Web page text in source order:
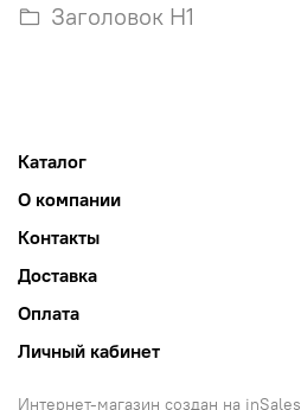
Заголовок H1
Каталог
О компании
Контакты
Доставка
Оплата
Личный кабинет
Интернет-магазин создан на inSales